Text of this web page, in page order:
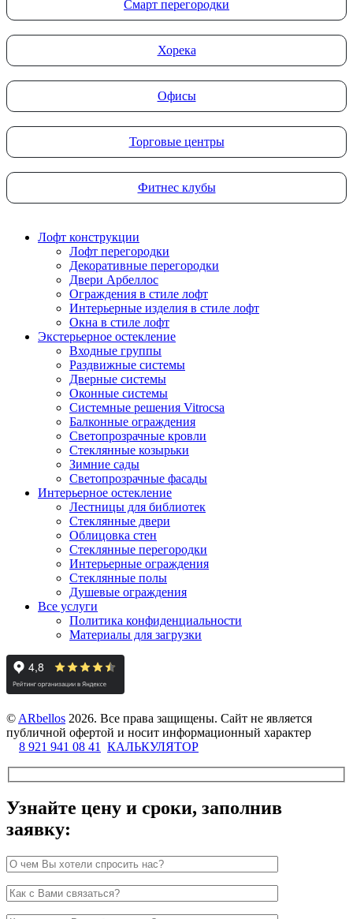
Смарт перегородки
Хорека
Офисы
Торговые центры
Фитнес клубы
Лофт конструкции
Лофт перегородки
Декоративные перегородки
Двери Арбеллос
Ограждения в стиле лофт
Интерьерные изделия в стиле лофт
Окна в стиле лофт
Экстерьерное остекление
Входные группы
Раздвижные системы
Дверные системы
Оконные системы
Системные решения Vitrocsa
Балконные ограждения
Светопрозрачные кровли
Стеклянные козырьки
Зимние сады
Светопрозрачные фасады
Интерьерное остекление
Лестницы для библиотек
Стеклянные двери
Облицовка стен
Стеклянные перегородки
Интерьерные ограждения
Стеклянные полы
Душевые ограждения
Все услуги
Политика конфиденциальности
Материалы для загрузки
© ARbellos 2026. Все права защищены. Сайт не является
публичной офертой и носит информационный характер
8 921 941 08 41
КАЛЬКУЛЯТОР
Узнайте цену и сроки, заполнив
заявку: